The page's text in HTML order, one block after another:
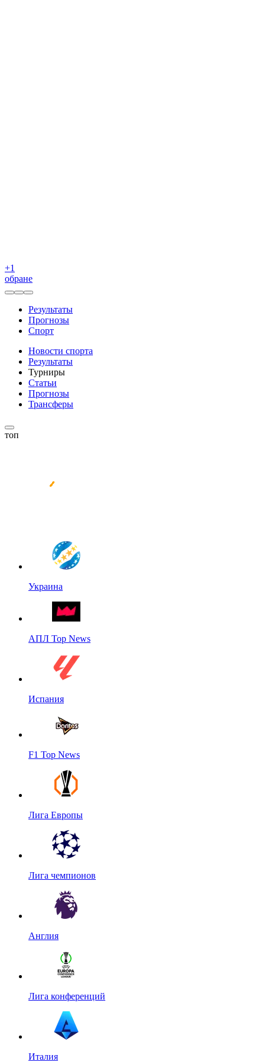
+1
обране
Результаты
Прогнозы
Спорт
Новости спорта
Результаты
Турниры
Статьи
Прогнозы
Трансферы
топ
Украина
АПЛ Top News
Испания
F1 Top News
Лига Европы
Лига чемпионов
Англия
Лига конференций
Италия